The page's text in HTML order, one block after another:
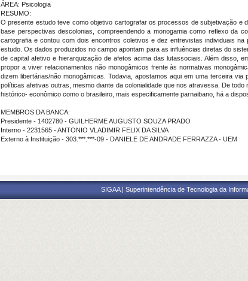
ÁREA: Psicologia
RESUMO:
O presente estudo teve como objetivo cartografar os processos de subjetivação e
base perspectivas descolonias, compreendendo a monogamia como reflexo da
cartografia e contou com dois encontros coletivos e dez entrevistas individuais
estudo. Os dados produzidos no campo apontam para as influências diretas do
de capital afetivo e hierarquização de afetos acima das lutassociais. Além disso,
propor a viver relacionamentos não monogâmicos frente às normativas
dizem libertárias/não monogâmicas. Todavia, apostamos aqui em uma terceira
políticas afetivas outras, mesmo diante da colonialidade que nos atravessa. De
histórico- econômico como o brasileiro, mais especificamente parnaibano, há a
MEMBROS DA BANCA:
Presidente - 1402780 - GUILHERME AUGUSTO SOUZA PRADO
Interno - 2231565 - ANTONIO VLADIMIR FELIX DA SILVA
Externo à Instituição - 303.***.***-09 - DANIELE DE ANDRADE FERRAZZA - UEM
SIGAA | Superintendência de Tecnologia da